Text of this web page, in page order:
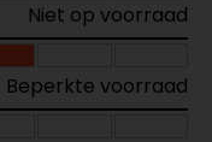
Niet op voorraad
Beperkte voorraad